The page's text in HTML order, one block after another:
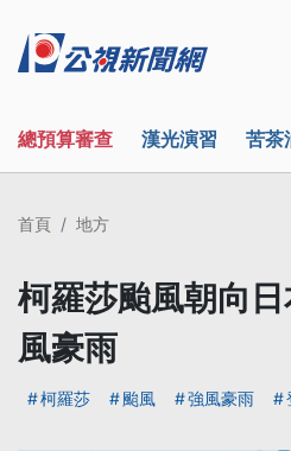
總預算審查 漢光演習 苦茶
首頁 地方
柯羅莎颱風朝向
風豪雨
柯羅莎 颱風 強風豪雨